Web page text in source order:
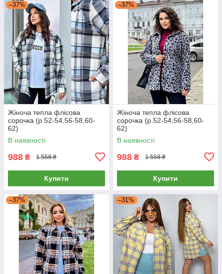
–37%
Жіноча тепла флісова
сорочка (р.52-54,56-58,60-
62)
В наявності
988 ₴ 1 558 ₴
Купити
–37%
Жіноча тепла флісова
сорочка (р.52-54,56-58,60-
62)
В наявності
988 ₴ 1 558 ₴
Купити
–37% –31%